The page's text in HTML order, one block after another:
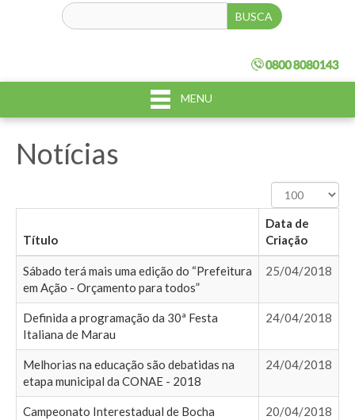
MENU
Notícias
Exibir
#
Título
Data de
Criação
Sábado terá mais uma edição do “Prefeitura
em Ação - Orçamento para todos”
25/04/2018
Definida a programação da 30ª Festa
Italiana de Marau
24/04/2018
Melhorias na educação são debatidas na
etapa municipal da CONAE - 2018
24/04/2018
Campeonato Interestadual de Bocha
20/04/2018